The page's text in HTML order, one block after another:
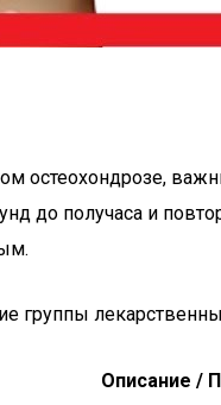
остеохондрозе,
до получаса и
группы
Описание /